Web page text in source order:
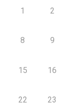
1 2
8 9
15 16
22 23